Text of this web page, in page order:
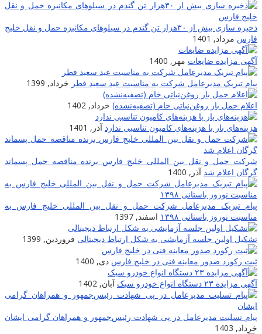
ذخیره سازی بیش از ۳۰هزار تن گندم در سیلوهای مکانیزه حمل و نقل خلیج
فارس مرداد, 1401
آگهی مزایده ضایعات مهر, 1400
پیام تبریک مدیرعامل شرکت به مناسبت عید سعید فطر خرداد, 1399
اعلام حمل بار روغن‌نباتی خام (تصفیه‌نشده) خرداد, 1402
هزینه‌های بار با هزینه‌های کامیون تناسبی ندارد آذر, 1401
شرکت حمل و نقل بین المللی خلیج فارس برنده مناقصه حمل پسماند
گرگان اعلام شد آذر, 1400
پیام تبریک مدیرعامل شرکت حمل و نقل بین المللی خلیج فارس به
مناسبت نوروز باستانی ۱۳۹۸
اسفند, 1397
تشکیل اولین جلسه آزمایشی به شکل ارتباط دیجیتالی فروردین, 1399
ثبت رکورد صدور معاینه فنی در خلیج فارس دی, 1400
آگهی مزایده ۲۳ دستگاه انواع خودرو سبک
آبان, 1402
پیام تسلیت مدیرعامل در پی شهادت‌ رئیس‌جمهور و همراهان گرامی ایشان
خرداد, 1403